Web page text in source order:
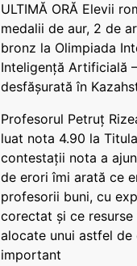
ULTIMĂ ORĂ Elevii
medalii de aur, 2 de
bronz la Olimpiada
Inteligență Artificială
desfășurată în
Profesorul Petruț
luat nota 4.90 la
contestații nota a
de erori îmi arată ce
profesorii buni, cu
corectat și ce resurse
alocate unui astfel de
important